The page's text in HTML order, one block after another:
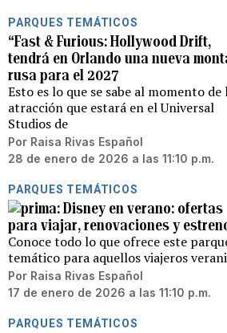
PARQUES TEMÁTICOS
“Fast & Furious: Hollywood Drift,
tendrá en Orlando una nueva
rusa para el 2027
Esto es lo que se sabe al momento de
atracción que estará en el Universal
Studios de
Por Raisa Rivas Español
28 de enero de 2026 a las 11:10 p.m.
PARQUES TEMÁTICOS
Disney en verano: ofertas
para viajar, renovaciones y
Conoce todo lo que ofrece este
temático para aquellos viajeros
Por Raisa Rivas Español
17 de enero de 2026 a las 11:10 p.m.
PARQUES TEMÁTICOS